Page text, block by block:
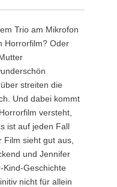
Trio am Mikrofon
Horrorfilm? Oder
streiten die
Und dabei kommt
versteht,
ist auf jeden Fall
sieht gut aus,
und Jennifer
Kind-Geschichte
nicht für allein